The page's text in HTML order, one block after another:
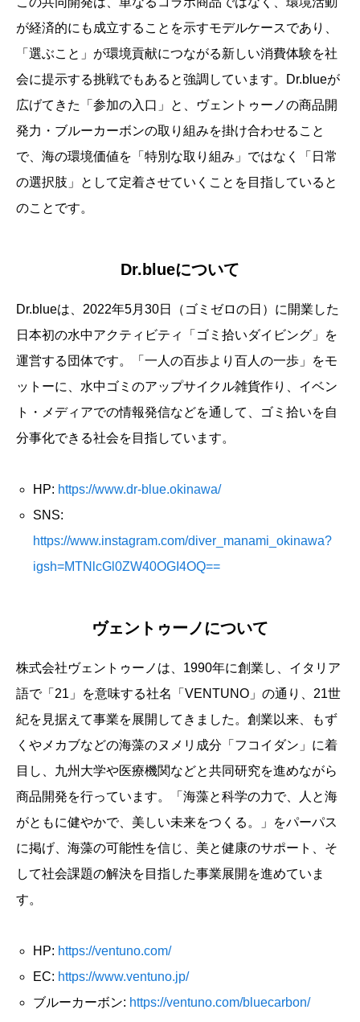
が経済的にも成立することを示すモデルケースであり、
「選ぶこと」が環境貢献につながる新しい消費体験を社
会に提示する挑戦でもあると強調しています。Dr.blueが
広げてきた「参加の入口」と、ヴェントゥーノの商品開
発力・ブルーカーボンの取り組みを掛け合わせること
で、海の環境価値を「特別な取り組み」ではなく「日常
の選択肢」として定着させていくことを目指していると
のことです。
Dr.blueについて
Dr.blueは、2022年5月30日（ゴミゼロの日）に開業した
日本初の水中アクティビティ「ゴミ拾いダイビング」を
運営する団体です。「一人の百歩より百人の一歩」をモ
ットーに、水中ゴミのアップサイクル雑貨作り、イベン
ト・メディアでの情報発信などを通して、ゴミ拾いを自
分事化できる社会を目指しています。
HP: https://www.dr-blue.okinawa/
SNS:
https://www.instagram.com/diver_manami_okinawa?
igsh=MTNlcGl0ZW40OGI4OQ==
ヴェントゥーノについて
株式会社ヴェントゥーノは、1990年に創業し、イタリア
語で「21」を意味する社名「VENTUNO」の通り、21世
紀を見据えて事業を展開してきました。創業以来、もず
くやメカブなどの海藻のヌメリ成分「フコイダン」に着
目し、九州大学や医療機関などと共同研究を進めながら
商品開発を行っています。「海藻と科学の力で、人と海
がともに健やかで、美しい未来をつくる。」をパーパス
に掲げ、海藻の可能性を信じ、美と健康のサポート、そ
して社会課題の解決を目指した事業展開を進めていま
す。
HP: https://ventuno.com/
EC: https://www.ventuno.jp/
ブルーカーボン: https://ventuno.com/bluecarbon/